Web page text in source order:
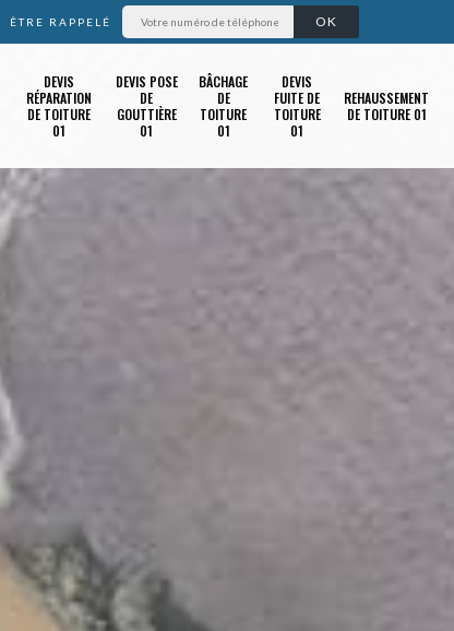
ÊTRE RAPPELÉ
DEVIS
RÉPARATION
DE TOITURE
01
DEVIS POSE
DE
GOUTTIÈRE
01
BÂCHAGE
DE
TOITURE
01
DEVIS
FUITE DE
TOITURE
01
REHAUSSEMENT
DE TOITURE 01